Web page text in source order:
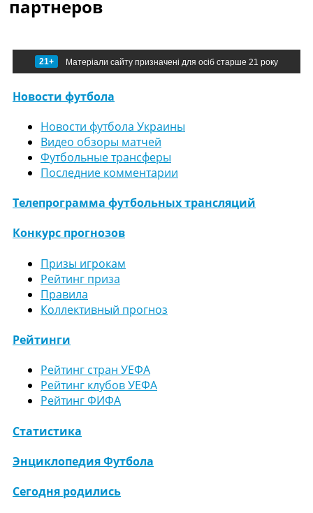
партнеров
21+ Матеріали сайту призначені для осіб старше 21 року
Новости футбола
Новости футбола Украины
Видео обзоры матчей
Футбольные трансферы
Последние комментарии
Телепрограмма футбольных трансляций
Конкурс прогнозов
Призы игрокам
Рейтинг приза
Правила
Коллективный прогноз
Рейтинги
Рейтинг стран УЕФА
Рейтинг клубов УЕФА
Рейтинг ФИФА
Статистика
Энциклопедия Футбола
Сегодня родились